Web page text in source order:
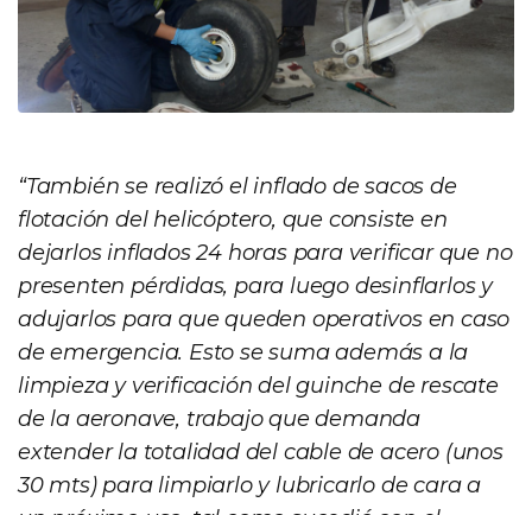
“También se realizó el inflado de sacos de
flotación del helicóptero, que consiste en
dejarlos inflados 24 horas para verificar que no
presenten pérdidas, para luego desinflarlos y
adujarlos para que queden operativos en caso
de emergencia. Esto se suma además a la
limpieza y verificación del guinche de rescate
de la aeronave, trabajo que demanda
extender la totalidad del cable de acero (unos
30 mts) para limpiarlo y lubricarlo de cara a